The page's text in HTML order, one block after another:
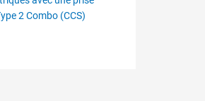
2 Combo (CCS)